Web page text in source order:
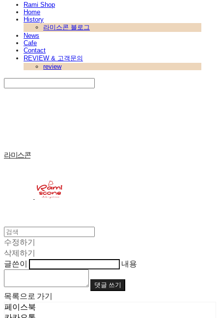
Rami Shop
Home
History
라미스콘 블로그
News
Cafe
Contact
REVIEW & 고객문의
review
라미스콘
수정하기
삭제하기
글쓴이
내용
댓글 쓰기
목록으로 가기
페이스북